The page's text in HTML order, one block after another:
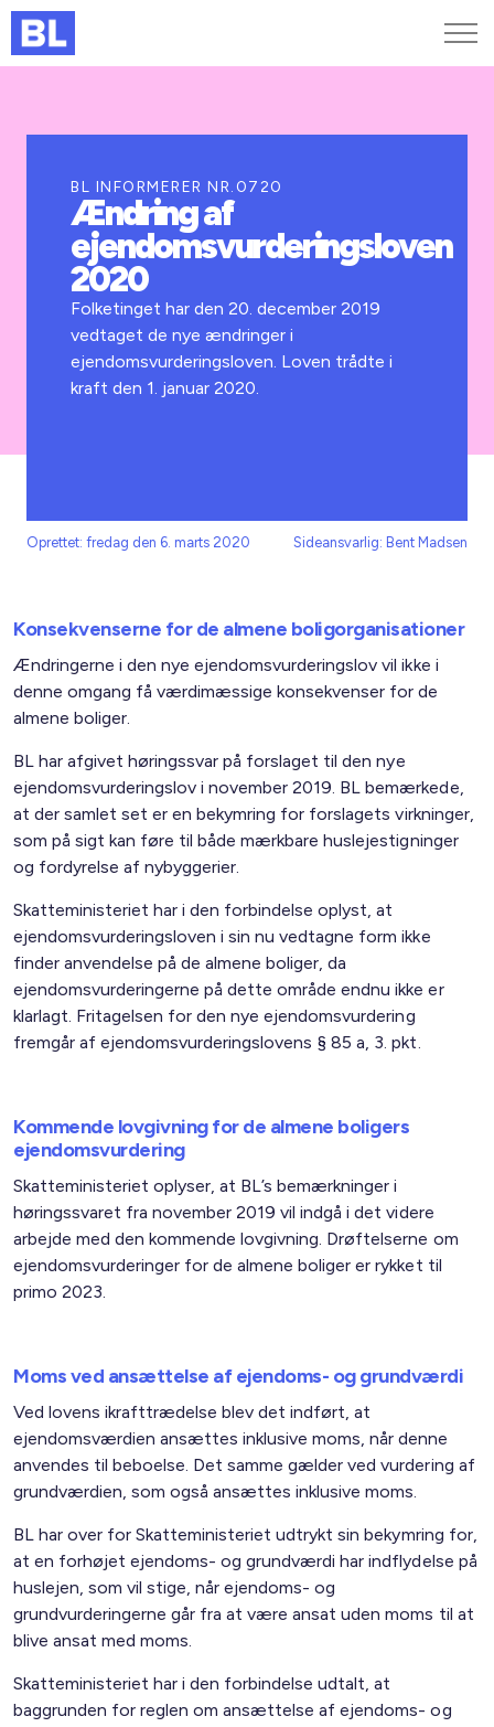
Kurser og arrangementer
Jobportalen
BL INFORMERER NR.0720
Ændring af
ejendomsvurderingsloven
2020
Folketinget har den 20. december 2019
vedtaget de nye ændringer i
ejendomsvurderingsloven. Loven trådte i
kraft den 1. januar 2020.
Oprettet: fredag den 6. marts 2020 Sideansvarlig: Bent Madsen
Konsekvenserne for de almene boligorganisationer
Ændringerne i den nye ejendomsvurderingslov vil ikke i
denne omgang få værdimæssige konsekvenser for de
almene boliger.
BL har afgivet høringssvar på forslaget til den nye
ejendomsvurderingslov i november 2019. BL bemærkede,
at der samlet set er en bekymring for forslagets virkninger,
som på sigt kan føre til både mærkbare huslejestigninger
og fordyrelse af nybyggerier.
Skatteministeriet har i den forbindelse oplyst, at
ejendomsvurderingsloven i sin nu vedtagne form ikke
finder anvendelse på de almene boliger, da
ejendomsvurderingerne på dette område endnu ikke er
klarlagt. Fritagelsen for den nye ejendomsvurdering
fremgår af ejendomsvurderingslovens § 85 a, 3. pkt.
Kommende lovgivning for de almene boligers
ejendomsvurdering
Skatteministeriet oplyser, at BL’s bemærkninger i
høringssvaret fra november 2019 vil indgå i det videre
arbejde med den kommende lovgivning. Drøftelserne om
ejendomsvurderinger for de almene boliger er rykket til
primo 2023.
Moms ved ansættelse af ejendoms- og grundværdi
Ved lovens ikrafttrædelse blev det indført, at
ejendomsværdien ansættes inklusive moms, når denne
anvendes til beboelse. Det samme gælder ved vurdering af
grundværdien, som også ansættes inklusive moms.
BL har over for Skatteministeriet udtrykt sin bekymring for,
at en forhøjet ejendoms- og grundværdi har indflydelse på
huslejen, som vil stige, når ejendoms- og
grundvurderingerne går fra at være ansat uden moms til at
blive ansat med moms.
Skatteministeriet har i den forbindelse udtalt, at
baggrunden for reglen om ansættelse af ejendoms- og